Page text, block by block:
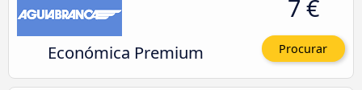
Económica Premium
7 €
Procurar